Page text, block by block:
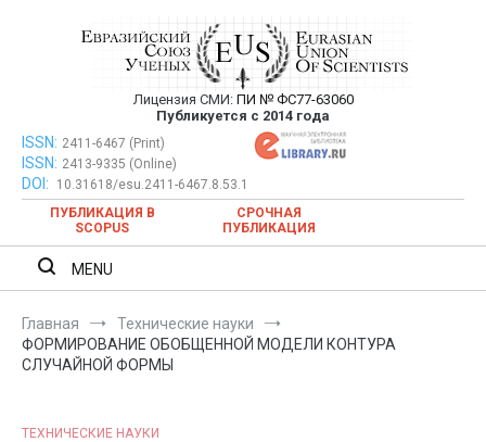
Евразийский Союз Ученых —
публикация научных статей в
ежемесячном научном журнале
Лицензия СМИ: ПИ № ФС77-63060
Публикуется с 2014 года
Евразийский Союз Ученых — публикация научных статей в
ежемесячном научном журнале
ISSN: 2411-6467 (Print)
ISSN: 2413-9335 (Online)
DOI:
10.31618/esu.2411-6467.8.53.1
ПУБЛИКАЦИЯ В
SCOPUS
СРОЧНАЯ
ПУБЛИКАЦИЯ
MENU
Главная
Технические науки
ФОРМИРОВАНИЕ ОБОБЩЕННОЙ МОДЕЛИ КОНТУРА
СЛУЧАЙНОЙ ФОРМЫ
ТЕХНИЧЕСКИЕ НАУКИ